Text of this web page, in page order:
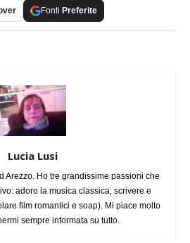
Fonti Preferite
Lucia Lusi
Arezzo. Ho tre grandissime passioni che
adoro la musica classica, scrivere e
film romantici e soap). Mi piace molto
sempre informata su tutto.